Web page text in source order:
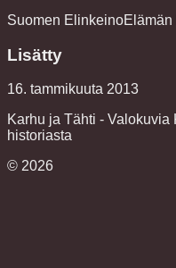
Suomen
Lisätty
16. tammikuuta 2013
Karhu ja Tähti -
historiasta
© 2026